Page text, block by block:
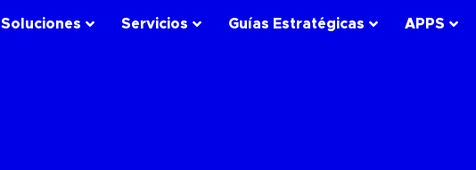
Soluciones Servicios Guías Estratégicas APPS